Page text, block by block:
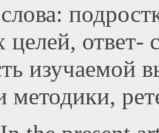
ответ-
изучаемой
методики,